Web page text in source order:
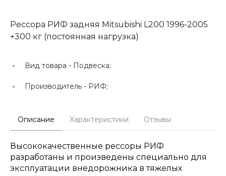
Рессора РИФ задняя Mitsubishi L200 1996-2005
+300 кг (постоянная нагрузка)
Вид товара - Подвеска;
Производитель - РИФ;
Описание Характеристики Отзывы
Высококачественные рессоры РИФ
разработаны и произведены специально для
эксплуатации внедорожника в тяжелых